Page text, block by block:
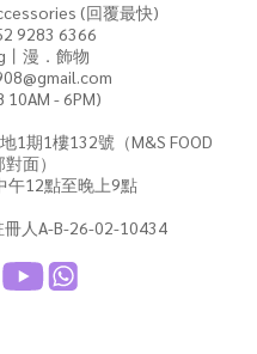
(回覆最快)
9283 6366
漫．飾物
10AM - 6PM)
1期1樓132號（M&S FOOD
面）
午12點至晚上9點
人A-B-26-02-10434